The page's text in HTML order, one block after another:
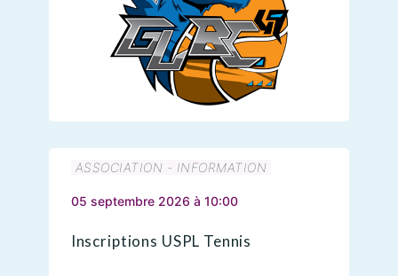
ASSOCIATION - INFORMATION
05 septembre 2026 à 10:00
Inscriptions USPL Tennis